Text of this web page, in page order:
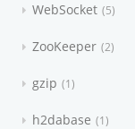
WebSocket 5
ZooKeeper 2
gzip 1
h2dabase 1